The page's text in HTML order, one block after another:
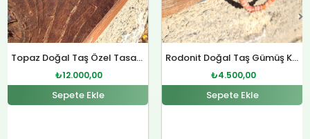
Rodonit Doğal Taş Gümüş Kolye
₺4.500,00
Sepete Ekle
Sitrin Doğal Taş Özel Tasarım Gümüş Kolye
₺12.000,00
Sepete Ekle